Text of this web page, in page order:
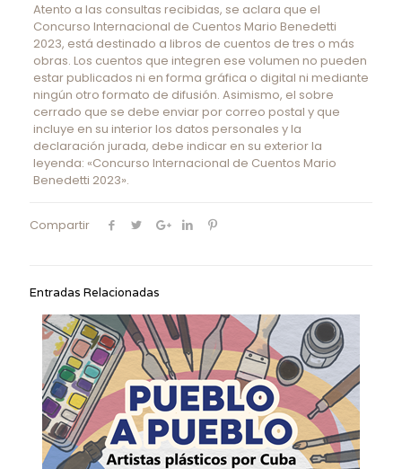
Atento a las consultas recibidas, se aclara que el
Concurso Internacional de Cuentos Mario Benedetti
2023, está destinado a libros de cuentos de tres o más
obras. Los cuentos que integren ese volumen no pueden
estar publicados ni en forma gráfica o digital ni mediante
ningún otro formato de difusión. Asimismo, el sobre
cerrado que se debe enviar por correo postal y que
incluye en su interior los datos personales y la
declaración jurada, debe indicar en su exterior la
leyenda: «Concurso Internacional de Cuentos Mario
Benedetti 2023».
Compartir
Entradas Relacionadas